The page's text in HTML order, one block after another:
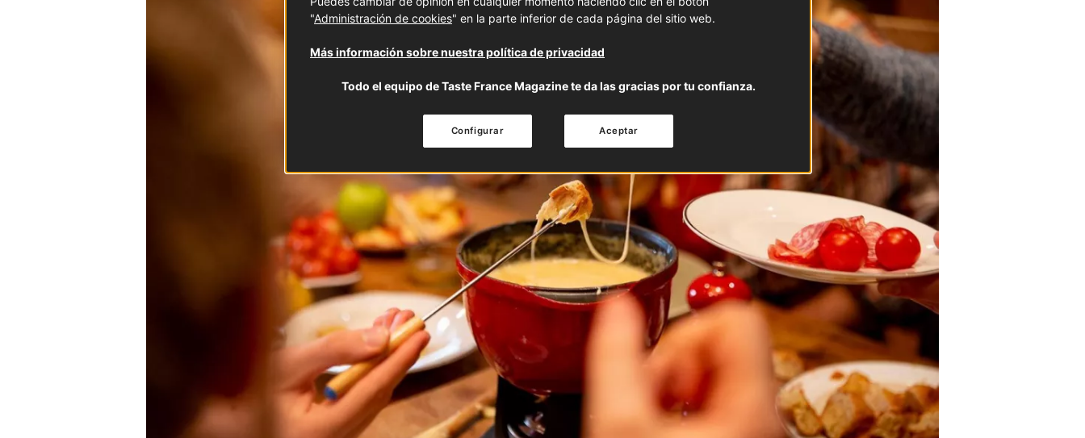
"Administración de cookies" en la parte inferior de cada página del sitio web.
Más información sobre nuestra política de privacidad
Todo el equipo de Taste France Magazine te da las gracias por tu confianza.
Aceptar
Configurar